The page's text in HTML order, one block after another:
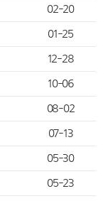
02-20
01-25
12-28
10-06
08-02
07-13
05-30
05-23